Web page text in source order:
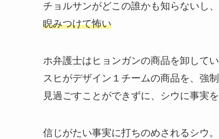
チョルサンがどこの誰かも知らないし
睨みつけて怖い
ホ弁護士はヒョンガンの商品を卸して
スヒがデザイン１チームの商品を、強
見過ごすことができずに、シウに事実
信じがたい事実に打ちのめされるシウ。